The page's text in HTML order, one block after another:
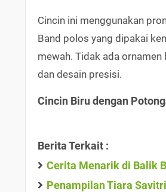
Cincin ini menggunakan
Band polos yang dipakai
mewah. Tidak ada
dan desain presisi.
Cincin Biru dengan
Berita Terkait :
Cerita Menarik di Balik
Penampilan Tiara